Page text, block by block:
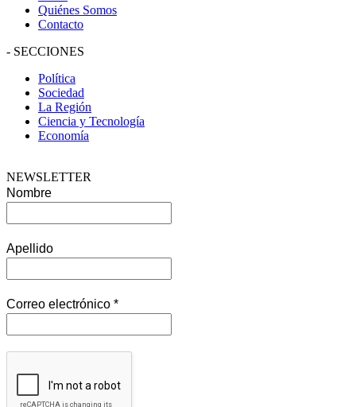
Quiénes Somos
Contacto
- SECCIONES
Política
Sociedad
La Región
Ciencia y Tecnología
Economía
NEWSLETTER
Nombre
Apellido
Correo electrónico *